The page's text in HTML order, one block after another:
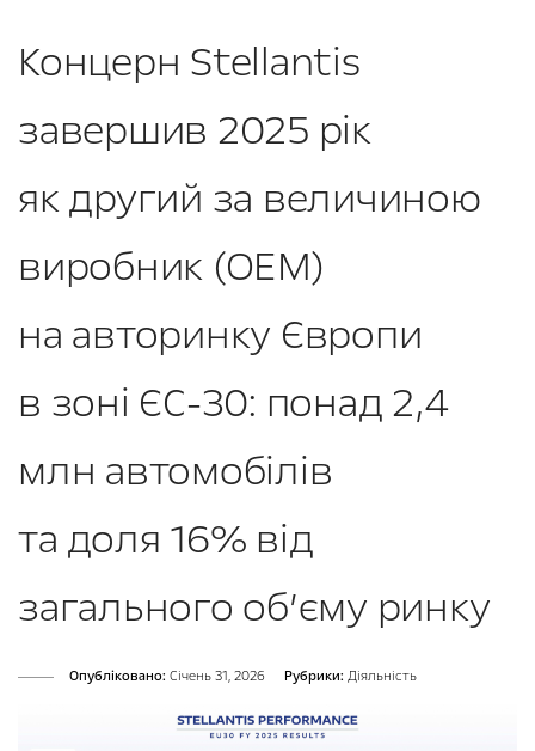
Концерн Stellantis
завершив 2025 рік
як другий за величиною
виробник (ОЕМ)
на авторинку Європи
в зоні ЄС-30: понад 2,4
млн автомобілів
та доля 16% від
загального об’єму ринку
Опубліковано: Cічень 31, 2026 Рубрики: Діяльність